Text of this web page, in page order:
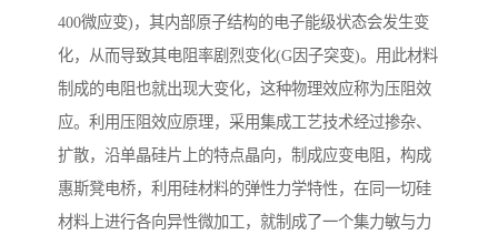
400微应变)，其内部原子结构的电子能级状态会发生变
化，从而导致其电阻率剧烈变化(G因子突变)。用此材料
制成的电阻也就出现大变化，这种物理效应称为压阻效
应。利用压阻效应原理，采用集成工艺技术经过掺杂、
扩散，沿单晶硅片上的特点晶向，制成应变电阻，构成
惠斯凳电桥，利用硅材料的弹性力学特性，在同一切硅
材料上进行各向异性微加工，就制成了一个集力敏与力